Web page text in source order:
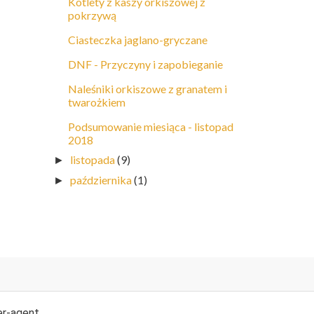
pokrzywą
Ciasteczka jaglano-gryczane
DNF - Przyczyny i zapobieganie
Naleśniki orkiszowe z granatem i
twarożkiem
Podsumowanie miesiąca - listopad
2018
► listopada(9)
►października(1)